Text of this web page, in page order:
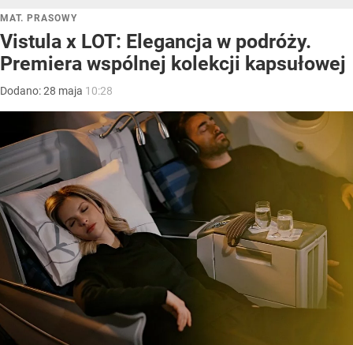
MAT. PRASOWY
Vistula x LOT: Elegancja w podróży.
Premiera wspólnej kolekcji kapsułowej
Dodano:28 maja 10:28